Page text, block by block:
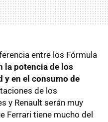
entre los Fórmula
la potencia de los
y en el consumo de
de los
y Renault serán muy
Ferrari tiene mucho del